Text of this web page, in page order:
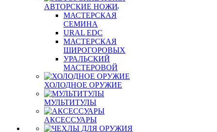
АВТОРСКИЕ НОЖИ
МАСТЕРСКАЯ
СЕМИНА
URAL EDC
МАСТЕРСКАЯ
ШИРОГОРОВЫХ
УРАЛЬСКИЙ
МАСТЕРОВОЙ
ХОЛОДНОЕ ОРУЖИЕ
МУЛЬТИТУЛЫ
АКСЕССУАРЫ